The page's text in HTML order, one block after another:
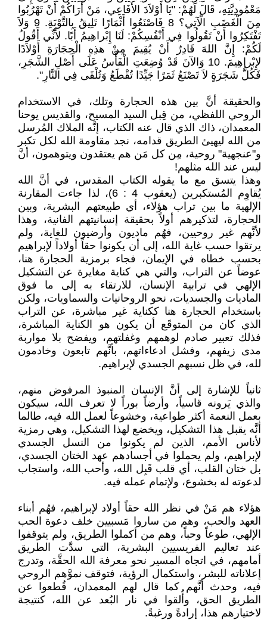
مَعْمُودِيَّتِهِ، قَالَ لَهُمْ: "يَا أَوْلاَدَ الأَفَاعِي، مَنْ أَرَاكُمْ أَنْ تَهْرُبُوا
مِنَ الْغَضَبِ الْآتِي؟ 8 فَاصْنَعُوا أَثْمَارًا تَلِيقُ بِالتَّوْبَةِ. 9 وَلاَ
تَفْتَكِرُوا أَنْ تَقُولُوا فِي أَنْفُسِكُمْ: لَنَا إِبْراهِيمُ أَبًا. لأَنِّي أَقُولُ
لَكُمْ: إِنَّ اللهَ قَادِرٌ أَنْ يُقِيمَ مِنْ هذِهِ الْحِجَارَةِ أَوْلاَدًا
لإِبْراهِيمَ. 10 وَالآنَ قَدْ وُضِعَتِ الْفَأْسُ عَلَى أَصْلِ الشَّجَرِ،
فَكُلُّ شَجَرَةٍ لاَ تَصْنَعُ ثَمَرًا جَيِّدًا تُقْطَعُ وَتُلْقَى فِي النَّارِ".
والحقيقة أنَّ بين هذه الحجارة وتلك، في الاستخدام
الروحي اللفظي، من قِبل السيد المسيح، والقديس يوحنا
المعمدان، ذاك الذي قال عنه الكتاب، إنَّه الملاك المُرسل
من الله ليهيئ الطريق قدامه، نجد مقاومة الله لكل تكبر
و"عنجهية" روحية، مِن كل مَن هم يعتقدون ويتوهمون، أنَّ
ليس عند الله مثلهم!
وهذا يتسق مع ما يقوله الكتاب المقدس، في أنَّ الله
يُقاوِم المُستكبرين (يعقوب 4 : 6)، لذا جاءت المقارنة
الإلهية ما بين تراب هؤلاء، أي طبيعتهم البشرية، وبين
الحجارة، لتذكيرهم أولاً بحقيقة إنسانيتهم الفانية، وهذا
لأنَّهم غير روحيين، فهُم ماديون وأرضيون للغاية، ولم
يرتقوا حسب غاية الله، إلى أن يكونوا حقاً أولاداً لإبراهيم
بحسب خطاه في الإيمان، فجاء برمزية الحجارة هنا،
عوضاً عن التراب، والتي هي كناية مغايرة عن التشكيل
الإلهي في ترابية الإنسان، للارتقاء به إلى ما فوق
الماديات والجسديات، نحو الروحانيات والسماويات، ولكن
باستخدام الحجارة هنا ككناية غير مباشرة، عن التراب
الذي كان من المتوقَع أن يكون هو الكناية المباشرة،
فذلك تعبير صادم لوهمهم وغفلتهم، ويفضح بلا مواربة
مدى زيفهم، وفشل ادعاءاتهم، بأنَّهم تابعون وخادمون
لله، في ظل نسبهم الجسدي لإبراهيم.
ثانياً للإشارة إلى أنَّ الإنسان المنبوذ المرفوض منهم،
والذي يَرونه قاسياً، وأرضاً بوراً لا تعرف الله، سيكون
بعمل النعمة أكثر طواعية، وخشوعاً لعمل الله فيه، طالما
أنَّه يقبل هذا التشكيل، ويخضع لهذا التشكيل، وهي رمزية
لأناس الأمم، الذين لم يكونوا من النسل الجسدي
لإبراهيم، ولم يحملوا في أجسادهم عهد الختان الجسدي،
بل ختان القلب، أي قلب قَبِل الله، وأحب الله، واستجاب
لدعوته له بخشوع، ولإتمام عمله فيه.
هؤلاء هم مَنْ في نظر الله حقاً أولاد لإبراهيم، فهُم أبناء
العهد والحب، وهم من ساروا مَسبيين خلف دعوة الحب
الإلهي، طوعاً وحباً، وهم من أكملوا الطريق، ولم يتوقفوا
عند تعاليم الفريسيين البشرية، التي سدَّت الطريق
أمامهم، في اتجاه المسير نحو معرفة الله الحقَّة، وتدرج
إعلاناته للبشر، واستكمال الرؤية، فتوقف نموَّهم الروحي
فيه، وحدث أنَّهم كما قال لهم المعمدان، قُطعوا عن
الطريق الحق، وأُلقوا في نار البُعد عن الله، كنتيجة
لاختيارهم هذا، إرادةً ورغبةً.